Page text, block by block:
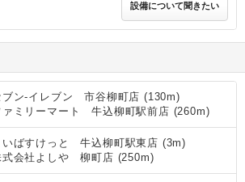
設備について聞きたい
ブン‐イレブン 市谷柳町店 (130m)
ァミリーマート 牛込柳町駅前店 (260m)
いばすけっと 牛込柳町駅東店 (3m)
式会社よしや 柳町店 (250m)